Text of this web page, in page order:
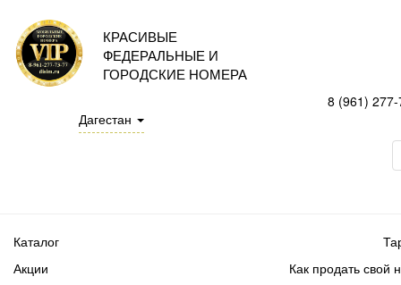
КРАСИВЫЕ
ФЕДЕРАЛЬНЫЕ И
ГОРОДСКИЕ НОМЕРА
Дагестан
8 (961)
Каталог
Акции
Как продать свой